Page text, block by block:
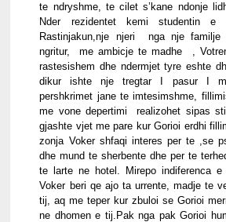
te ndryshme, te cilet s’kane ndonje
Nder rezidentet kemi studentin e
Rastinjakun,nje njeri  nga nje
ngritur,  me ambicje te madhe  ,
rastesishem dhe ndermjet tyre eshte
dikur ishte nje tregtar I pasur I
pershkrimet jane te imtesimshme,
me vone depertimi  realizohet sipas
gjashte vjet me pare kur Gorioi erdhi
zonja Voker shfaqi interes per te ,se
dhe mund te sherbente dhe per te
te larte ne hotel. Mirepo indiferenca e
Voker beri qe ajo ta urrente, madje te
tij, aq me teper kur zbuloi se Gorioi
ne dhomen e tij.Pak nga pak Gorioi